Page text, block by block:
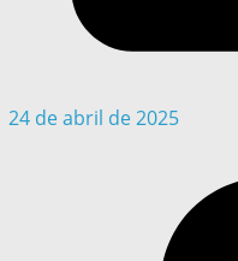
24 de abril de 2025